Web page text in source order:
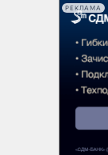
РЕКЛАМА